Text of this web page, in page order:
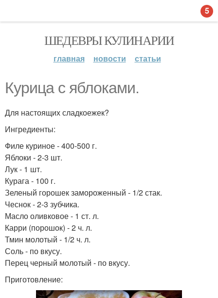
ШЕДЕВРЫ КУЛИНАРИИ
главная новости статьи
Курица с яблоками.
Для настоящих сладкоежек?
Ингредиенты:
Филе куриное - 400-500 г.
Яблоки - 2-3 шт.
Лук - 1 шт.
Курага - 100 г.
Зеленый горошек замороженный - 1/2 стак.
Чеснок - 2-3 зубчика.
Масло оливковое - 1 ст. л.
Карри (порошок) - 2 ч. л.
Тмин молотый - 1/2 ч. л.
Соль - по вкусу.
Перец черный молотый - по вкусу.
Приготовление:
5